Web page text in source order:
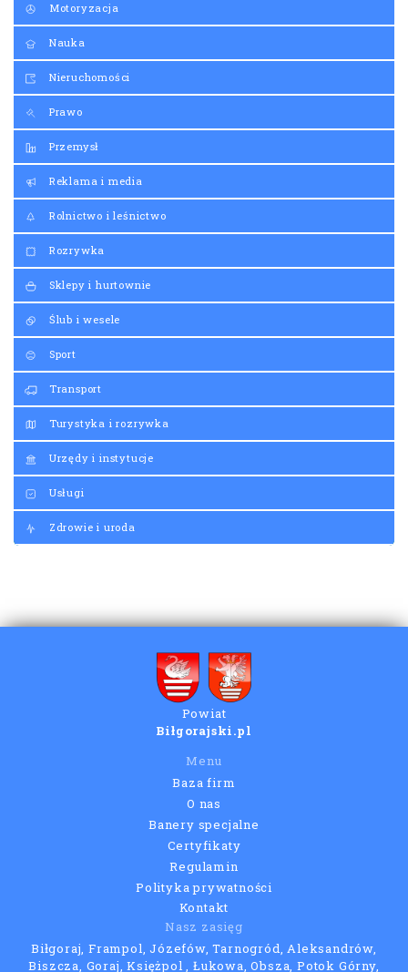
Motoryzacja
Nauka
Nieruchomości
Prawo
Przemysł
Reklama i media
Rolnictwo i leśnictwo
Rozrywka
Sklepy i hurtownie
Ślub i wesele
Sport
Transport
Turystyka i rozrywka
Urzędy i instytucje
Usługi
Zdrowie i uroda
Powiat
Biłgorajski.pl
Menu
Baza firm
O nas
Banery specjalne
Certyfikaty
Regulamin
Polityka prywatności
Kontakt
Nasz zasięg
Biłgoraj, Frampol, Józefów, Tarnogród, Aleksandrów,
Biszcza, Goraj, Księżpol , Łukowa, Obsza, Potok Górny,